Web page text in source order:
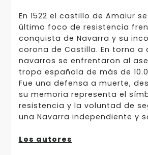
En 1522 el castillo de Amaiur
último foco de resistencia
conquista de Navarra y su
corona de Castilla. En torno a
navarros se enfrentaron al
tropa española de más de
Fue una defensa a muerte,
su memoria repre­senta el
resistencia y la voluntad de
una Navarra independiente y
Los autores